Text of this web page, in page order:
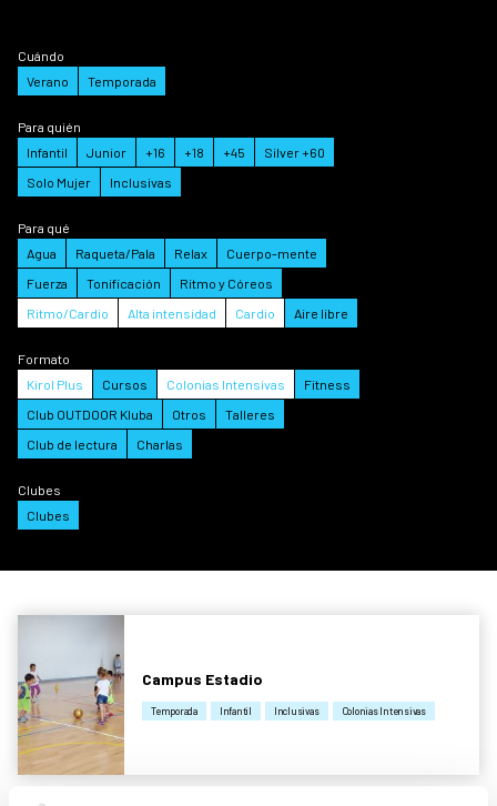
Cuándo
Verano
Temporada
Para quién
Infantil
Junior +16 +18 +45
Silver +60
Solo Mujer
Inclusivas
Para qué
Agua
Raqueta/Pala Relax
Cuerpo-mente
Fuerza
Tonificación
Ritmo y Córeos
Ritmo/Cardio
Alta intensidad Cardio Aire libre
Formato
Kirol Plus
Cursos Colonias Intensivas
Fitness
Club OUTDOOR Kluba
Otros
Talleres
Club de lectura
Charlas
Clubes
Clubes
Campus Estadio
Temporada Infantil Inclusivas Colonias Intensivas